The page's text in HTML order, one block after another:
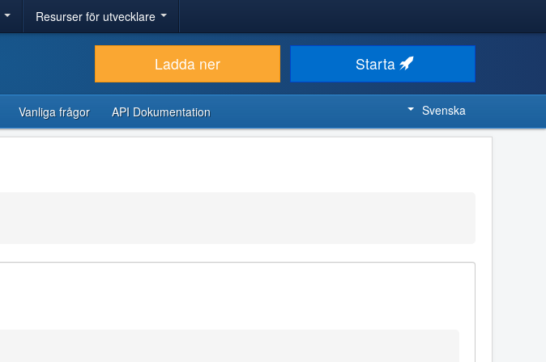
Resurser för utvecklare
Ladda ner Starta
Vanliga frågor API Dokumentation Svenska